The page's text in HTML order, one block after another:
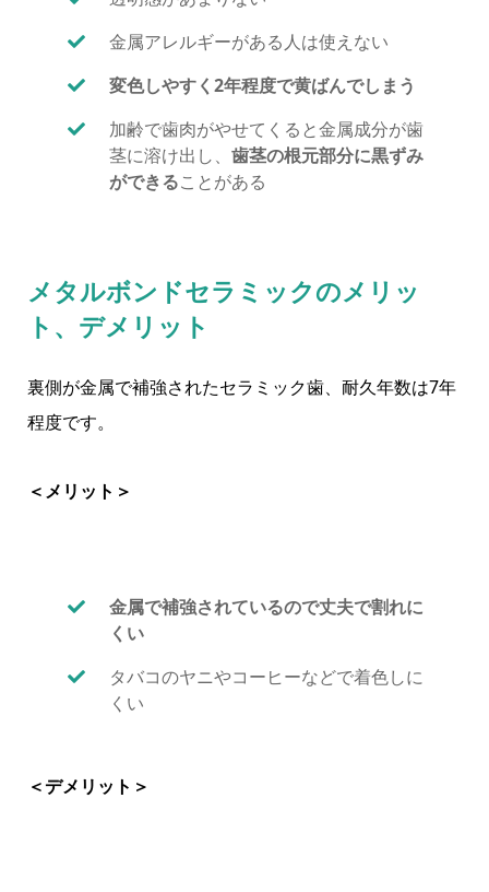
金属アレルギーがある人は使えない
変色しやすく2年程度で黄ばんでしまう
加齢で歯肉がやせてくると金属成分が歯
茎に溶け出し、 歯茎の根元部分に黒ずみ
ができることがある
メタルボンドセラミックのメリッ
ト、デメリット
裏側が金属で補強されたセラミック歯、耐久年数は7年
程度です。
＜メリット＞
金属で補強されているので丈夫で割れに
くい
タバコのヤニやコーヒーなどで着色しに
くい
＜デメリット＞